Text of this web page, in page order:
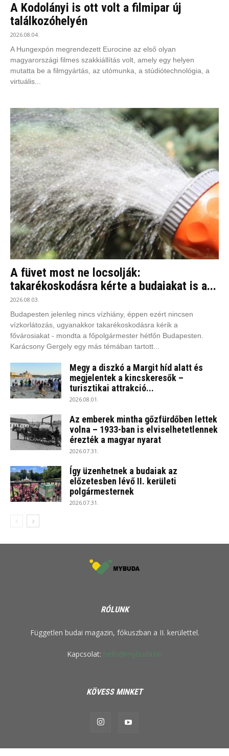
A Kodolányi is ott volt a filmipar új
találkozóhelyén
2026.08.04.
A Hungexpón megrendezett Eurocine az első olyan
magyarországi filmes szakkiállítás volt, amely egy helyen
mutatta be a filmgyártás, az utómunka, a stúdiótechnológia, a
virtuális...
A füvet most ne locsolják:
takarékoskodásra kérte a budaiakat is a...
2026.08.03.
Budapesten jelenleg nincs vízhiány, éppen ezért nincsen
vízkorlátozás, ugyanakkor takarékoskodásra kérik a
fővárosiakat - mondta a főpolgármester hétfőn Budapesten.
Karácsony Gergely egy más témában tartott...
Megy a diszkó a Margit híd alatt és
megjelentek a kincskeresők –
turisztikai attrakció...
2026.08.01.
Az emberek mintha gőzfürdőben lettek
volna – 1933-ban is elviselhetetlennek
érezték a magyar nyarat
2026.07.31.
Így üzenhetnek a budaiak az
előzetesben lévő II. kerületi
polgármesternek
2026.07.31.
RÓLUNK
Független budai magazin, fókuszban a II. kerülettel.
Kapcsolat: hello@mybuda.hu
KÖVESS MINKET